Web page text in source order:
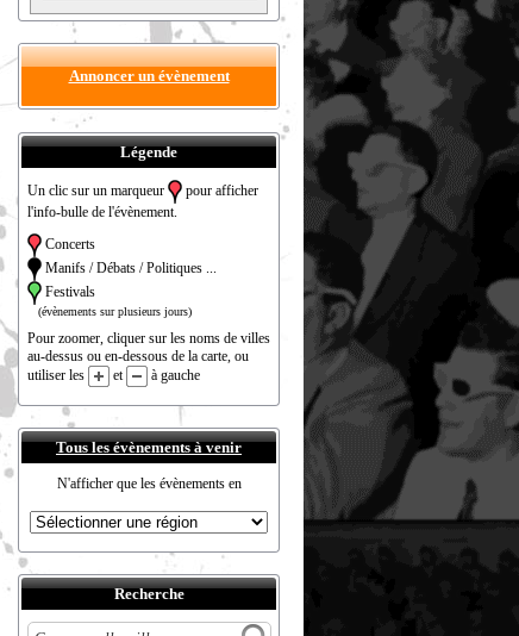
Annoncer un évènement
Légende
Un clic sur un marqueur
pour afficher
l'info-bulle de l'évènement.
Concerts
Manifs / Débats / Politiques ...
Festivals
(évènements sur plusieurs jours)
Pour zoomer, cliquer sur les noms de villes
au-dessus ou en-dessous de la carte, ou
utiliser les
et à gauche
Tous les évènements à venir
N'afficher que les évènements en
Recherche